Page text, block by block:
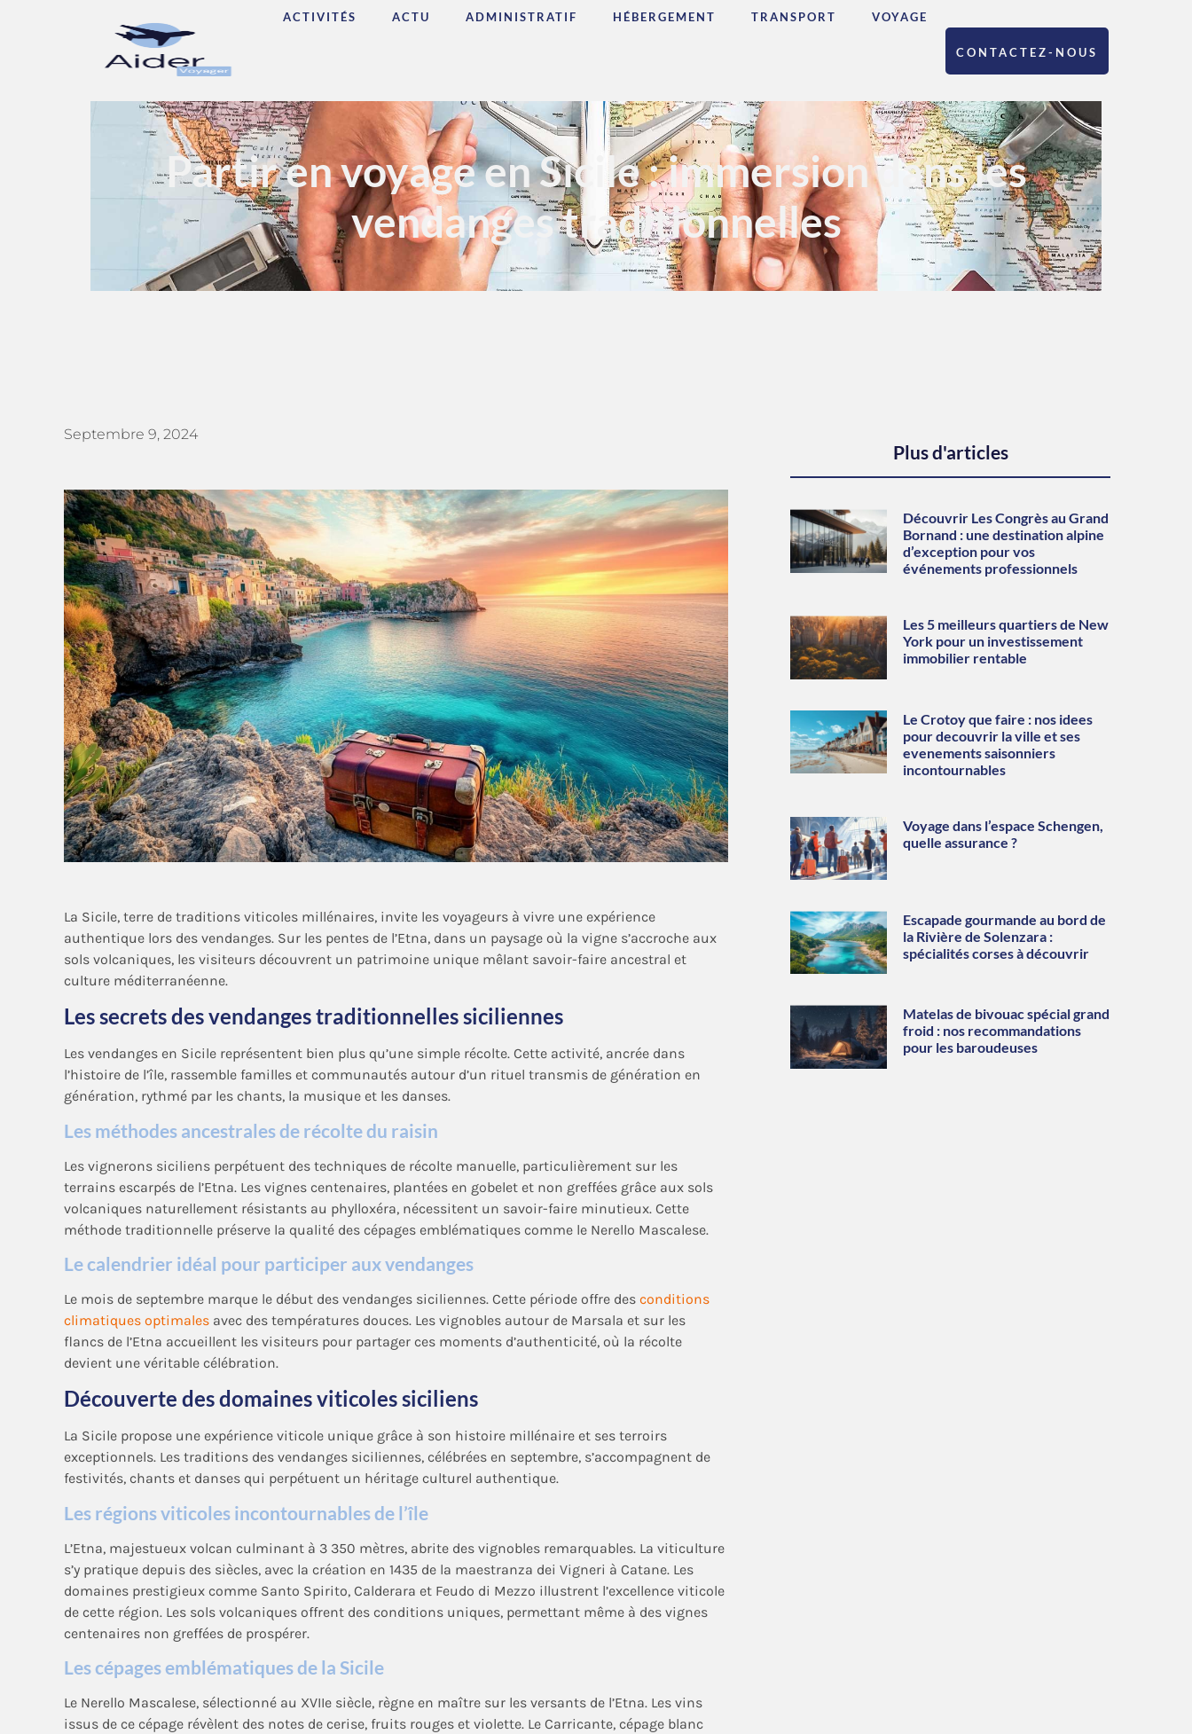
ACTIVITÉS ACTU ADMINISTRATIF HÉBERGEMENT TRANSPORT VOYAGE
CONTACTEZ-NOUS
Partir en voyage en Sicile : immersion dans les
vendanges traditionnelles
Septembre 9, 2024
La Sicile, terre de traditions viticoles millénaires, invite les voyageurs à vivre une expérience
authentique lors des vendanges. Sur les pentes de l’Etna, dans un paysage où la vigne s’accroche aux
sols volcaniques, les visiteurs découvrent un patrimoine unique mêlant savoir-faire ancestral et
culture méditerranéenne.
Les secrets des vendanges traditionnelles siciliennes
Les vendanges en Sicile représentent bien plus qu’une simple récolte. Cette activité, ancrée dans
l’histoire de l’île, rassemble familles et communautés autour d’un rituel transmis de génération en
génération, rythmé par les chants, la musique et les danses.
Les méthodes ancestrales de récolte du raisin
Les vignerons siciliens perpétuent des techniques de récolte manuelle, particulièrement sur les
terrains escarpés de l’Etna. Les vignes centenaires, plantées en gobelet et non greffées grâce aux sols
volcaniques naturellement résistants au phylloxéra, nécessitent un savoir-faire minutieux. Cette
méthode traditionnelle préserve la qualité des cépages emblématiques comme le Nerello Mascalese.
Le calendrier idéal pour participer aux vendanges
Le mois de septembre marque le début des vendanges siciliennes. Cette période offre des conditions
climatiques optimales avec des températures douces. Les vignobles autour de Marsala et sur les
flancs de l’Etna accueillent les visiteurs pour partager ces moments d’authenticité, où la récolte
devient une véritable célébration.
Découverte des domaines viticoles siciliens
La Sicile propose une expérience viticole unique grâce à son histoire millénaire et ses terroirs
exceptionnels. Les traditions des vendanges siciliennes, célébrées en septembre, s’accompagnent de
festivités, chants et danses qui perpétuent un héritage culturel authentique.
Les régions viticoles incontournables de l’île
L’Etna, majestueux volcan culminant à 3 350 mètres, abrite des vignobles remarquables. La viticulture
s’y pratique depuis des siècles, avec la création en 1435 de la maestranza dei Vigneri à Catane. Les
domaines prestigieux comme Santo Spirito, Calderara et Feudo di Mezzo illustrent l’excellence viticole
de cette région. Les sols volcaniques offrent des conditions uniques, permettant même à des vignes
centenaires non greffées de prospérer.
Les cépages emblématiques de la Sicile
Le Nerello Mascalese, sélectionné au XVIIe siècle, règne en maître sur les versants de l’Etna. Les vins
issus de ce cépage révèlent des notes de cerise, fruits rouges et violette. Le Carricante, cépage blanc
Plus d'articles
Découvrir Les Congrès au Grand
Bornand : une destination alpine
d’exception pour vos
événements professionnels
Les 5 meilleurs quartiers de New
York pour un investissement
immobilier rentable
Le Crotoy que faire : nos idees
pour decouvrir la ville et ses
evenements saisonniers
incontournables
Voyage dans l’espace Schengen,
quelle assurance ?
Escapade gourmande au bord de
la Rivière de Solenzara :
spécialités corses à découvrir
Matelas de bivouac spécial grand
froid : nos recommandations
pour les baroudeuses